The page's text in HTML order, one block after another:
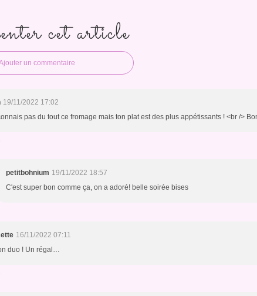
cet article
un commentaire
19/11/2022 17:02
pas du tout ce fromage mais ton plat est des plus appétissants ! <br />
petitbohnium 19/11/2022 18:57
C'est super bon comme ça, on a adoré! belle soirée bises
16/11/2022 07:11
duo ! Un régal…